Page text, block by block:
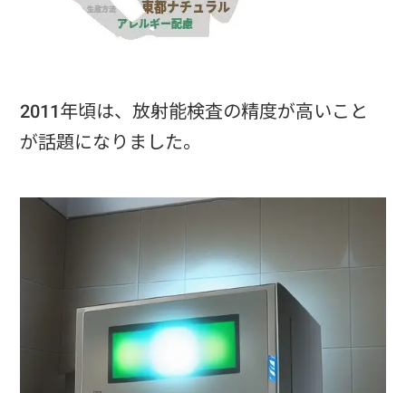
2011年頃は、放射能検査の精度が高いこと
が話題になりました。